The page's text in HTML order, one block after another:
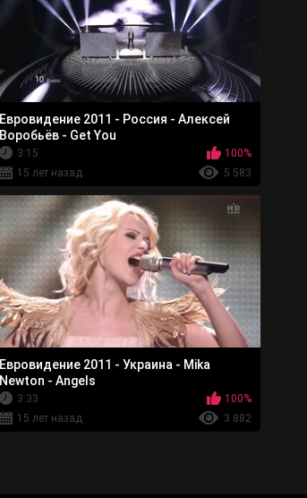
Евровидение 2011 - Россия - Алексей
Воробьёв - Get You
3:15
100%
15 лет назад
5 583
Евровидение 2011 - Украина - Mika
Newton - Angels
3:33
100%
15 лет назад
3 882